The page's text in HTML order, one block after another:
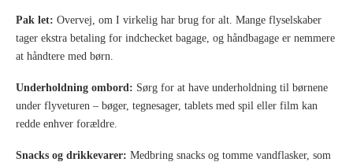
Pak let: Overvej, om I virkelig har brug for alt. Mange flyselskaber
tager ekstra betaling for indchecket bagage, og håndbagage er nemmere
at håndtere med børn.
Underholdning ombord: Sørg for at have underholdning til børnene
under flyveturen – bøger, tegnesager, tablets med spil eller film kan
redde enhver forældre.
Snacks og drikkevarer: Medbring snacks og tomme vandflasker, som